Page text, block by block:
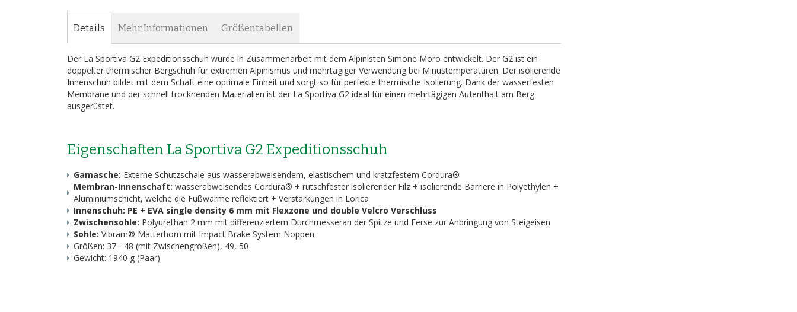
Anfang
Details
Der La Sportiva G2 Expeditionsschuh wurde in Zusammenarbeit mit dem Alpinisten Simone Moro entwickelt. Der G2 ist ein
doppelter thermischer Bergschuh für extremen Alpinismus und mehrtägiger Verwendung bei Minustemperaturen. Der isolierende
Innenschuh bildet mit dem Schaft eine optimale Einheit und sorgt so für perfekte thermische Isolierung. Dank der wasserfesten
Membrane und der schnell trocknenden Materialien ist der La Sportiva G2 ideal für einen mehrtägigen Aufenthalt am Berg
ausgerüstet.
Eigenschaften La Sportiva G2 Expeditionsschuh
Gamasche: Externe Schutzschale aus wasserabweisendem, elastischem und kratzfestem Cordura®
Membran-Innenschaft: wasserabweisendes Cordura® + rutschfester isolierender Filz + isolierende Barriere in Polyethylen +
Aluminiumschicht, welche die Fußwärme reflektiert + Verstärkungen in Lorica
Innenschuh: PE + EVA single density 6 mm mit Flexzone und double Velcro Verschluss
Zwischensohle: Polyurethan 2 mm mit differenziertem Durchmesseran der Spitze und Ferse zur Anbringung von Steigeisen
Sohle: Vibram® Matterhorn mit Impact Brake System Noppen
Größen: 37 - 48 (mit Zwischengrößen), 49, 50
Gewicht: 1940 g (Paar)
Mehr Informationen Größentabellen